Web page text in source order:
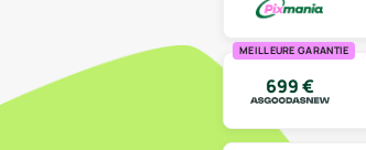
MEILLEURE GARANTIE
699€